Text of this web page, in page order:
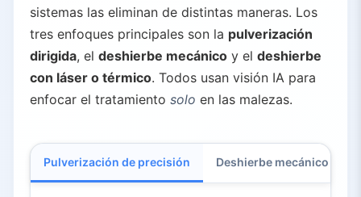
sistemas las eliminan de distintas maneras. Los
tres enfoques principales son la pulverización
dirigida, el deshierbe mecánico y el deshierbe
con láser o térmico. Todos usan visión IA para
enfocar el tratamiento solo en las malezas.
Pulverización de precisión Deshierbe mecánico